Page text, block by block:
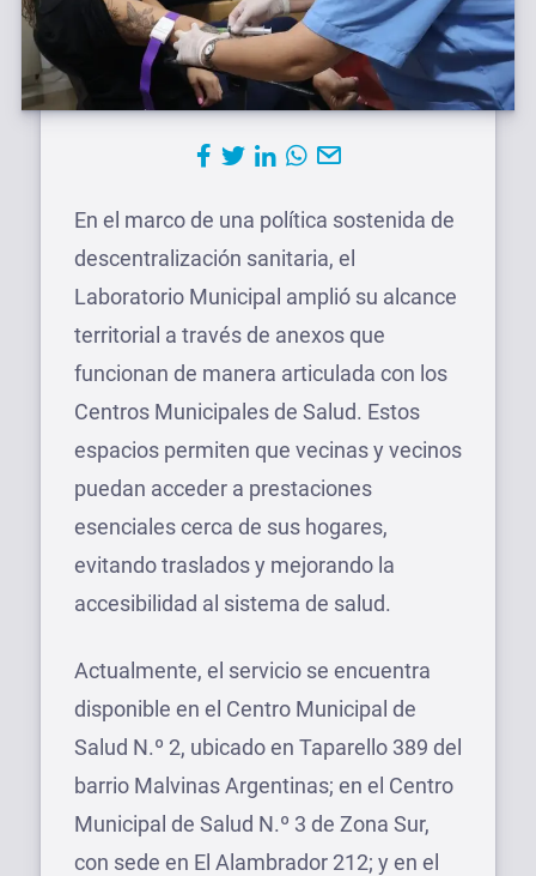
En el marco de una política sostenida de
descentralización sanitaria, el
Laboratorio Municipal amplió su alcance
territorial a través de anexos que
funcionan de manera articulada con los
Centros Municipales de Salud. Estos
espacios permiten que vecinas y vecinos
puedan acceder a prestaciones
esenciales cerca de sus hogares,
evitando traslados y mejorando la
accesibilidad al sistema de salud.
Actualmente, el servicio se encuentra
disponible en el Centro Municipal de
Salud N.º 2, ubicado en Taparello 389 del
barrio Malvinas Argentinas; en el Centro
Municipal de Salud N.º 3 de Zona Sur,
con sede en El Alambrador 212; y en el